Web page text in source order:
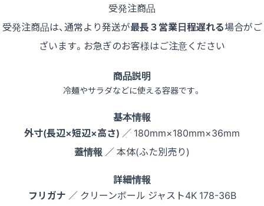
受発注商品
受発注商品は、通常より発送が最長３営業日程遅れる場合がご
ざいます。お急ぎのお客様はご注意ください
商品説明
冷麺やサラダなどに使える容器です。
基本情報
外寸(長辺×短辺×高さ) ／ 180mm×180mm×36mm
蓋情報 ／ 本体(ふた別売り)
詳細情報
フリガナ ／ クリーンボール ジャスト4K 178-36B